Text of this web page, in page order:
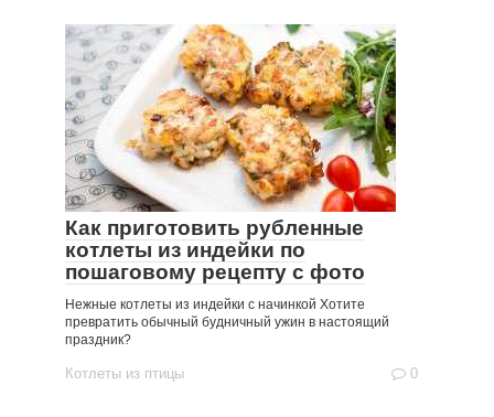
Как приготовить рубленные
котлеты из индейки по
пошаговому рецепту с фото
Нежные котлеты из индейки с начинкой Хотите
превратить обычный будничный ужин в настоящий
праздник?
Котлеты из птицы 0